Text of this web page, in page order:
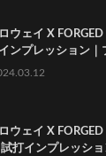
ウェイ X
ンプレッション｜
ウェイ X
打インプレッシ